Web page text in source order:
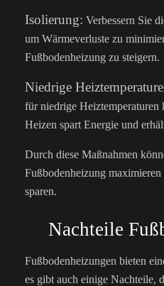
Isolierung: Verbessern Sie
um Wärmeverluste zu
Fußbodenheizung zu steigern.
Niedrige
für niedrige Heiztemperaturen
Heizen spart Energie und
Durch diese Maßnahmen
Fußbodenheizung
sparen.
Nachteile
Fußbodenheizungen bieten
es gibt auch einige Nachteile,